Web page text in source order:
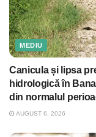
MEDIU
Canicula și lipsa
hidrologică în
din normalul
AUGUST 6, 2026